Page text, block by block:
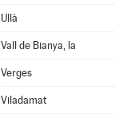
Ullà
Vall de Bianya, la
Verges
Viladamat